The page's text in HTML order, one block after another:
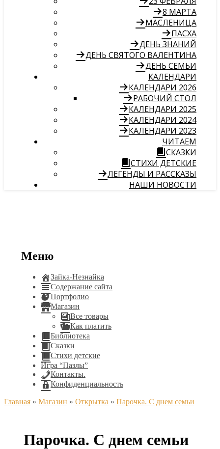
8 МАРТА
МАСЛЕНИЦА
ПАСХА
ДЕНЬ ЗНАНИЙ
ДЕНЬ СВЯТОГО ВАЛЕНТИНА
ДЕНЬ СЕМЬИ
КАЛЕНДАРИ
КАЛЕНДАРИ 2026
РАБОЧИЙ СТОЛ
КАЛЕНДАРИ 2025
КАЛЕНДАРИ 2024
КАЛЕНДАРИ 2023
ЧИТАЕМ
СКАЗКИ
СТИХИ ДЕТСКИЕ
ЛЕГЕНДЫ И РАССКАЗЫ
НАШИ НОВОСТИ
Меню
Зайка-Незнайка
Содержание сайта
Портфолио
Магазин
Все товары
Как платить
Библиотека
Сказки
Стихи детские
Игра “Пазлы”
Контакты.
Конфиденциальность
Главная » Магазин » Открытка » Парочка. С днем семьи
Парочка. С днем семьи